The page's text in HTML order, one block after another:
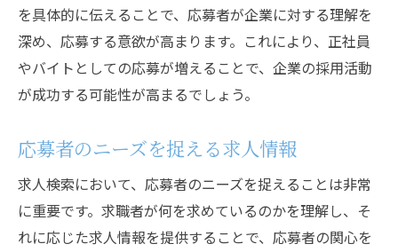
を具体的に伝えることで、応募者が企業に対する理解を
深め、応募する意欲が高まります。これにより、正社員
やバイトとしての応募が増えることで、企業の採用活動
が成功する可能性が高まるでしょう。
応募者のニーズを捉える求人情報
求人検索において、応募者のニーズを捉えることは非常
に重要です。求職者が何を求めているのかを理解し、そ
れに応じた求人情報を提供することで、応募者の関心を